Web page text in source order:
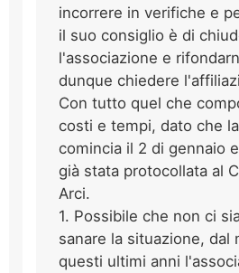
incorrere in verifiche e
il suo consiglio è di
l'associazione e
dunque chiedere
Con tutto quel che
costi e tempi, dato che
comincia il 2 di gennaio
già stata protocollata al
Arci.
1. Possibile che non ci
sanare la situazione, dal
questi ultimi anni